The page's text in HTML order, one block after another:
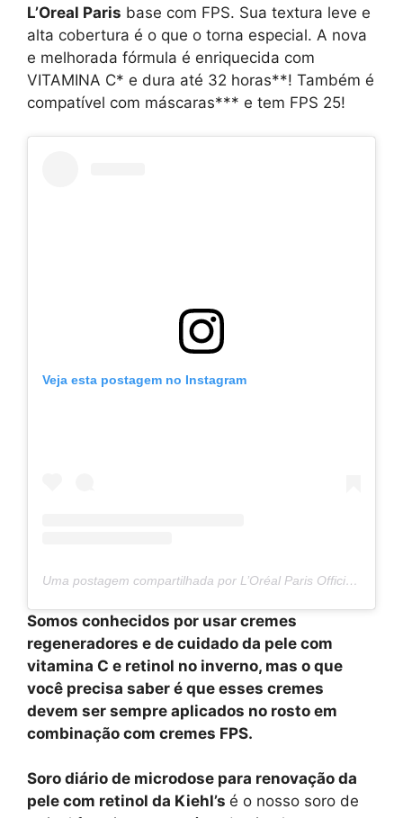
L’Oreal Paris base com FPS. Sua textura leve e
alta cobertura é o que o torna especial. A nova
e melhorada fórmula é enriquecida com
VITAMINA C* e dura até 32 horas**! Também é
compatível com máscaras*** e tem FPS 25!
Veja esta postagem no Instagram
Uma postagem compartilhada por L’Oréal Paris Official (@lorealparis)
Somos conhecidos por usar cremes
regeneradores e de cuidado da pele com
vitamina C e retinol no inverno, mas o que
você precisa saber é que esses cremes
devem ser sempre aplicados no rosto em
combinação com cremes FPS.
Soro diário de microdose para renovação da
pele com retinol da Kiehl’s é o nosso soro de